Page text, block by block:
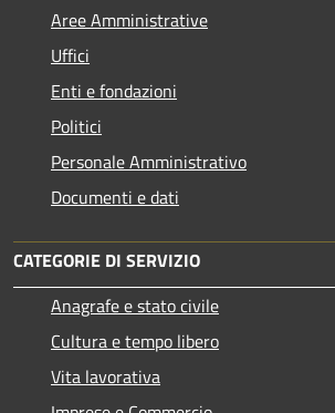
Aree Amministrative
Uffici
Enti e fondazioni
Politici
Personale Amministrativo
Documenti e dati
CATEGORIE DI SERVIZIO
Anagrafe e stato civile
Cultura e tempo libero
Vita lavorativa